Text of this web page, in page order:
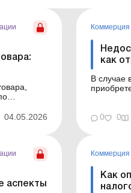
бухучете,
04.05.2026
Коммерция
как
В случае
оформить
0 0
аспекты
Коммерция
Как